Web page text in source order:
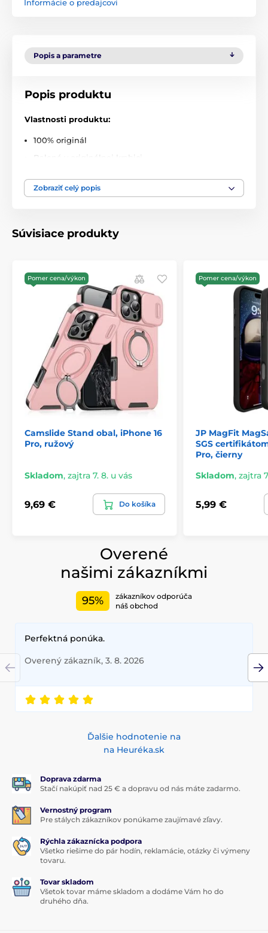
Informácie o predajcovi
Popis a parametre
Popis produktu
Vlastnosti produktu:
100% originál
Balené v originálnej krabici
Výborne sedí
Priesvitný a matný povrch
Jednoduchá inštalácia a demontáž
Súprava obsahuje:
1x puzdro Tech-Protect MagMat
Zobraziť celý popis
Súvisiace produkty
Pomer cena/výkon
Camslide Stand obal, iPhone 16
Pro, ružový
Skladom, zajtra 7. 8. u vás
9,69 € Do košíka
Pomer cena/výkon
JP MagFit
SGS
Pro, čierny
Skladom, zajtra
5,99 €
Overené
našimi zákazníkmi
95%
zákazníkov odporúča
náš obchod
Perfektná ponúka.
Overený zákazník, 3. 8. 2026
Ďalšie hodnotenie na
na Heuréka.sk
Doprava zdarma
Stačí nakúpiť nad 25 € a dopravu od nás máte zadarmo.
Vernostný program
Pre stálych zákazníkov ponúkame zaujímavé zľavy.
Rýchla zákaznícka podpora
Všetko riešime do pár hodín, reklamácie, otázky či výmeny
tovaru.
Tovar skladom
Všetok tovar máme skladom a dodáme Vám ho do
druhého dňa.